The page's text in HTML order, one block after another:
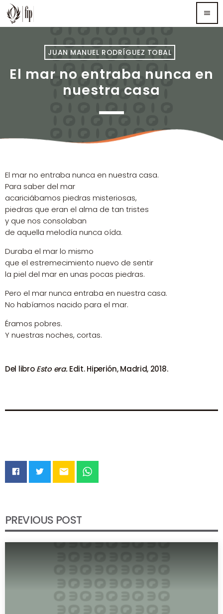
menu
TOP READING
Sorry, there is nothing for the moment.
MOST UPVOTED
JUAN MANUEL RODRÍGUEZ TOBAL
El mar no entraba nunca en
nuestra casa
El mar no entraba nunca en nuestra casa.
Para saber del mar
acariciábamos piedras misteriosas,
piedras que eran el alma de tan tristes
y que nos consolaban
de aquella melodía nunca oída.
Duraba el mar lo mismo
que el estremecimiento nuevo de sentir
la piel del mar en unas pocas piedras.
Pero el mar nunca entraba en nuestra casa.
No habíamos nacido para el mar.
Éramos pobres.
Y nuestras noches, cortas.
Del libroEsto era. Edit. Hiperión, Madrid, 2018.
email
PREVIOUS POST